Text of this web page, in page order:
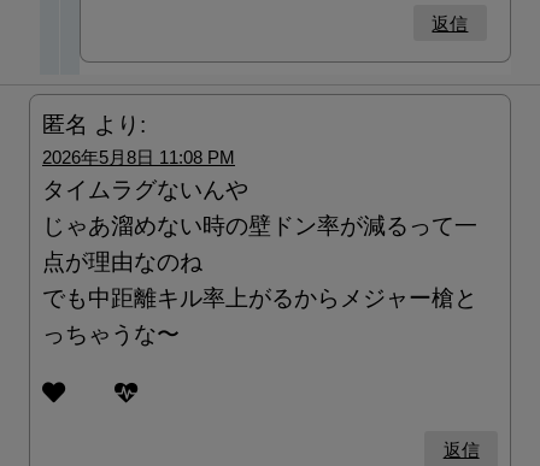
返信
匿名 より:
2026年5月8日 11:08 PM
タイムラグないんや
じゃあ溜めない時の壁ドン率が減るって一
点が理由なのね
でも中距離キル率上がるからメジャー槍と
っちゃうな〜
返信